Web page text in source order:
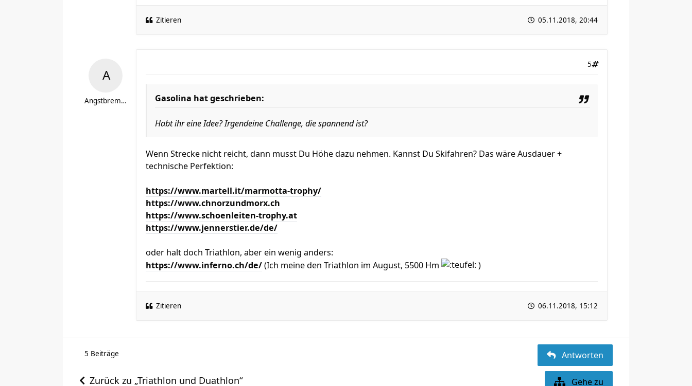
Zitieren 05.11.2018, 20:44
Angstbremser
5
Gasolina hat geschrieben:
Habt ihr eine Idee? Irgendeine Challenge, die spannend ist?
Wenn Strecke nicht reicht, dann musst Du Höhe dazu nehmen. Kannst Du Skifahren? Das wäre Ausdauer +
technische Perfektion:
https://www.martell.it/marmotta-trophy/
https://www.chnorzundmorx.ch
https://www.schoenleiten-trophy.at
https://www.jennerstier.de/de/
oder halt doch Triathlon, aber ein wenig anders:
https://www.inferno.ch/de/(Ich meine den Triathlon im August, 5500 Hm )
Zitieren 06.11.2018, 15:12
5 Beiträge Antworten
Zurück zu „Triathlon und Duathlon“ Gehe zu